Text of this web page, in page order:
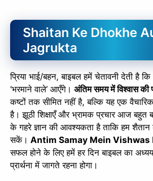
Shaitan Ke Dhokhe
Jagrukta
प्रिया भाई/बहन, बाइबल हमें चेतावनी देती है
‘भरमाने वाले’ आएँगे। अंतिम समय में विश्वास की
कष्टों तक सीमित नहीं है, बल्कि यह एक
है। झूठी शिक्षाएँ और भ्रामक प्रचार आज बहुत
के गहरे ज्ञान की आवश्यकता है ताकि हम शैतान
सकें। Antim Samay Mein Vishwas
सफल होने के लिए हमें हर दिन बाइबल का
प्रार्थना में जागते रहना होगा।